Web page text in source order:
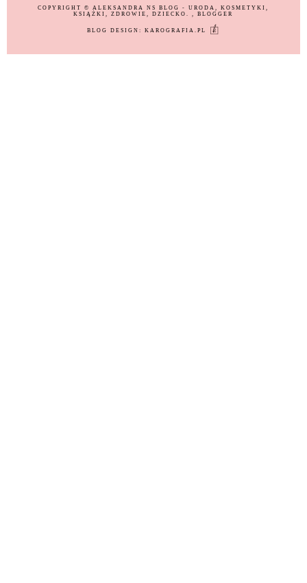
COPYRIGHT ©ALEKSANDRA NS BLOG - URODA, KOSMETYKI,
KSIĄŻKI, ZDROWIE, DZIECKO., BLOGGER
BLOG DESIGN:KAROGRAFIA.PL